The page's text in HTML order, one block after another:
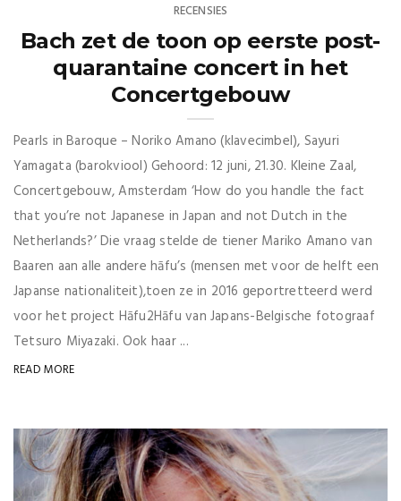
RECENSIES
Bach zet de toon op eerste post-
quarantaine concert in het
Concertgebouw
Pearls in Baroque – Noriko Amano (klavecimbel), Sayuri
Yamagata (barokviool) Gehoord: 12 juni, 21.30. Kleine Zaal,
Concertgebouw, Amsterdam ‘How do you handle the fact
that you’re not Japanese in Japan and not Dutch in the
Netherlands?’ Die vraag stelde de tiener Mariko Amano van
Baaren aan alle andere hāfu’s (mensen met voor de helft een
Japanse nationaliteit),toen ze in 2016 geportretteerd werd
voor het project Hāfu2Hāfu van Japans-Belgische fotograaf
Tetsuro Miyazaki. Ook haar ...
READ MORE